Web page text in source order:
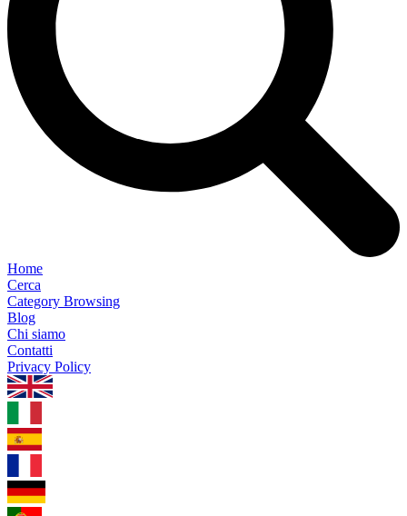
Home
Cerca
Category Browsing
Blog
Chi siamo
Contatti
Privacy Policy